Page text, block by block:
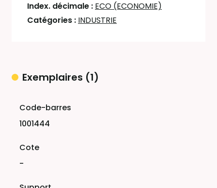
Index. décimale : ECO (ECONOMIE)
Catégories : INDUSTRIE
Exemplaires (1)
1001444
-